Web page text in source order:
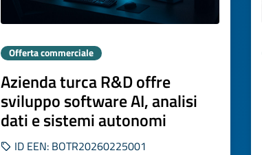
Offerta commerciale
Azienda turca R&D offre
sviluppo software AI, analisi
dati e sistemi autonomi
ID EEN: BOTR20260225001